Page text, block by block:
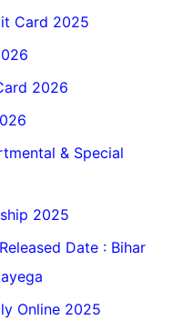
Card 2025
2026
& Special
2025
Date : Bihar
Online 2025